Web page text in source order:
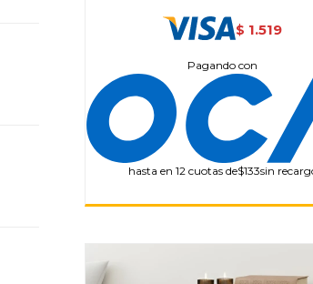
$ 1.519
Pagando con
hasta en 12 cuotas de$133sin